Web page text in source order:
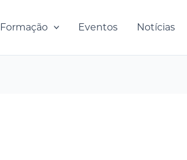
Formação Eventos Notícias